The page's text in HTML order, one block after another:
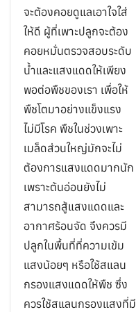
Search
for:
จะต้องคอยดูแลเอาใจใส่
ให้ดี ผู้ที่เพาะปลูกจะต้อง
คอยหมั่นตรวจสอบระดับ
น้ำและแสงแดดให้เพียง
พอต่อพืชของเรา เพื่อให้
พืชโตมาอย่างแข็งแรง
ไม่มีโรค พืชในช่วงเพาะ
เมล็ดส่วนใหญ่มักจะไม่
ต้องการแสงแดดมากนัก
เพราะต้นอ่อนยังไม่
สามารถสู้แสงแดดและ
อากาศร้อนจัด จึงควรมี
ปลูกในพื้นที่ที่ความเข้ม
แสงน้อยๆ หรือใช้สแลน
กรองแสงแดดให้พืช ซึ่ง
ควรใช้สแลนกรองแสงที่มี